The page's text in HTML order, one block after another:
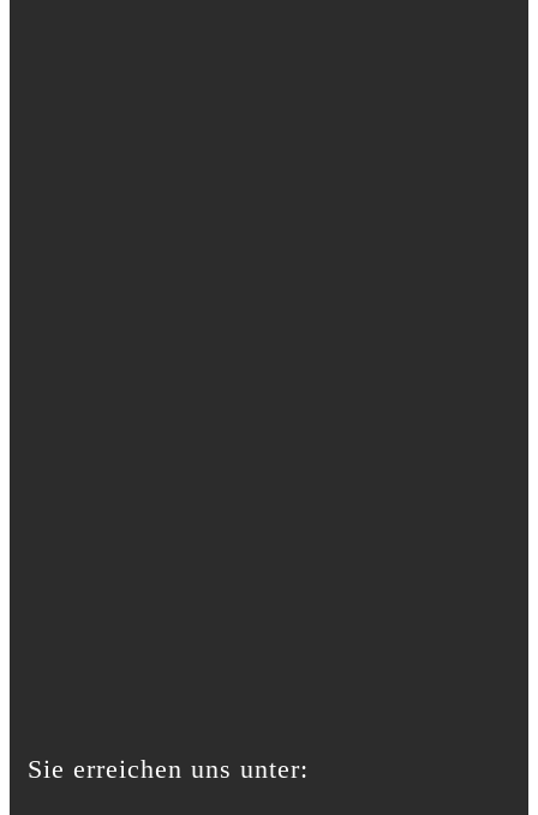
Sie erreichen uns unter: